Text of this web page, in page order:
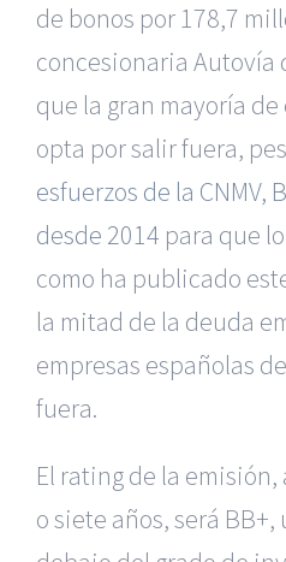
de bonos por 178,7
concesionaria Autovía
que la gran mayoría
opta por salir fuera,
esfuerzos de la CNMV,
desde 2014 para que
como ha publicado
la mitad de la deuda
empresas españolas
fuera.
El rating de la
o siete años, será